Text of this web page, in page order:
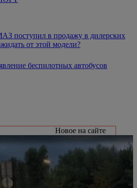
поступил в продажу в дилерских
от этой модели?
беспилотных автобусов
Новое на сайте